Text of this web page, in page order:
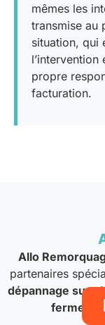
mêmes les
transmise au
situation, qui
propre
facturation.
Allo
partenaires
dépannage sur
ferme